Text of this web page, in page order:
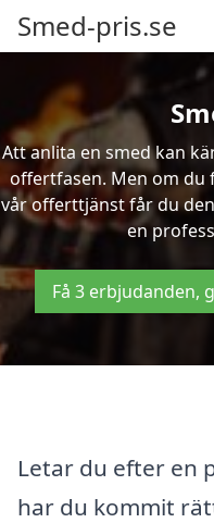
Smed-pris.se
Att anlita en smed kan
offertfasen. Men om du
vår offerttjänst får du
en
Få 3 erbjudanden,
Letar du efter en
har du kommit